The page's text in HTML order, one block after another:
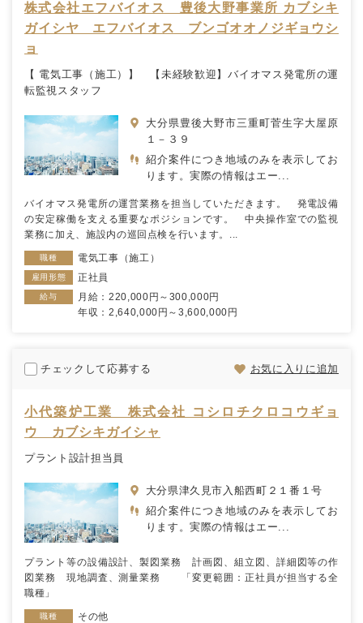
株式会社エフバイオス 豊後大野事業所 カブシキ
ガイシヤ エフバイオス ブンゴオオノジギョウシ
ョ
【 電気工事（施工）】 【未経験歓迎】バイオマス発電所の運
転監視スタッフ
大分県豊後大野市三重町菅生字大屋原
１－３９
紹介案件につき地域のみを表示してお
ります。実際の情報はエー...
バイオマス発電所の運営業務を担当していただきます。 発電設備
の安定稼働を支える重要なポジションです。 中央操作室での監視
業務に加え、施設内の巡回点検を行います。...
職種 電気工事（施工）
雇用形態 正社員
給与
月給：220,000円～300,000円
年収：2,640,000円～3,600,000円
チェックして応募する お気に入りに追加
小代築炉工業 株式会社 コシロチクロコウギョ
ウ カブシキガイシャ
プラント設計担当員
大分県津久見市入船西町２１番１号
紹介案件につき地域のみを表示してお
ります。実際の情報はエー...
プラント等の設備設計、製図業務 計画図、組立図、詳細図等の作
図業務 現地調査、測量業務 「変更範囲：正社員が担当する全
職種」
職種 その他